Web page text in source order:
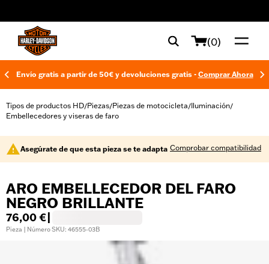
(0)
Envío gratis a partir de 50€ y devoluciones gratis - Comprar Ahora
Tipos de productos HD/Piezas/Piezas de motocicleta/Iluminación/
Embellecedores y viseras de faro
Asegúrate de que esta pieza se te adapta Comprobar compatibilidad
ARO EMBELLECEDOR DEL FARO
NEGRO BRILLANTE
76,00 €
Pieza | Número SKU: 46555-03B